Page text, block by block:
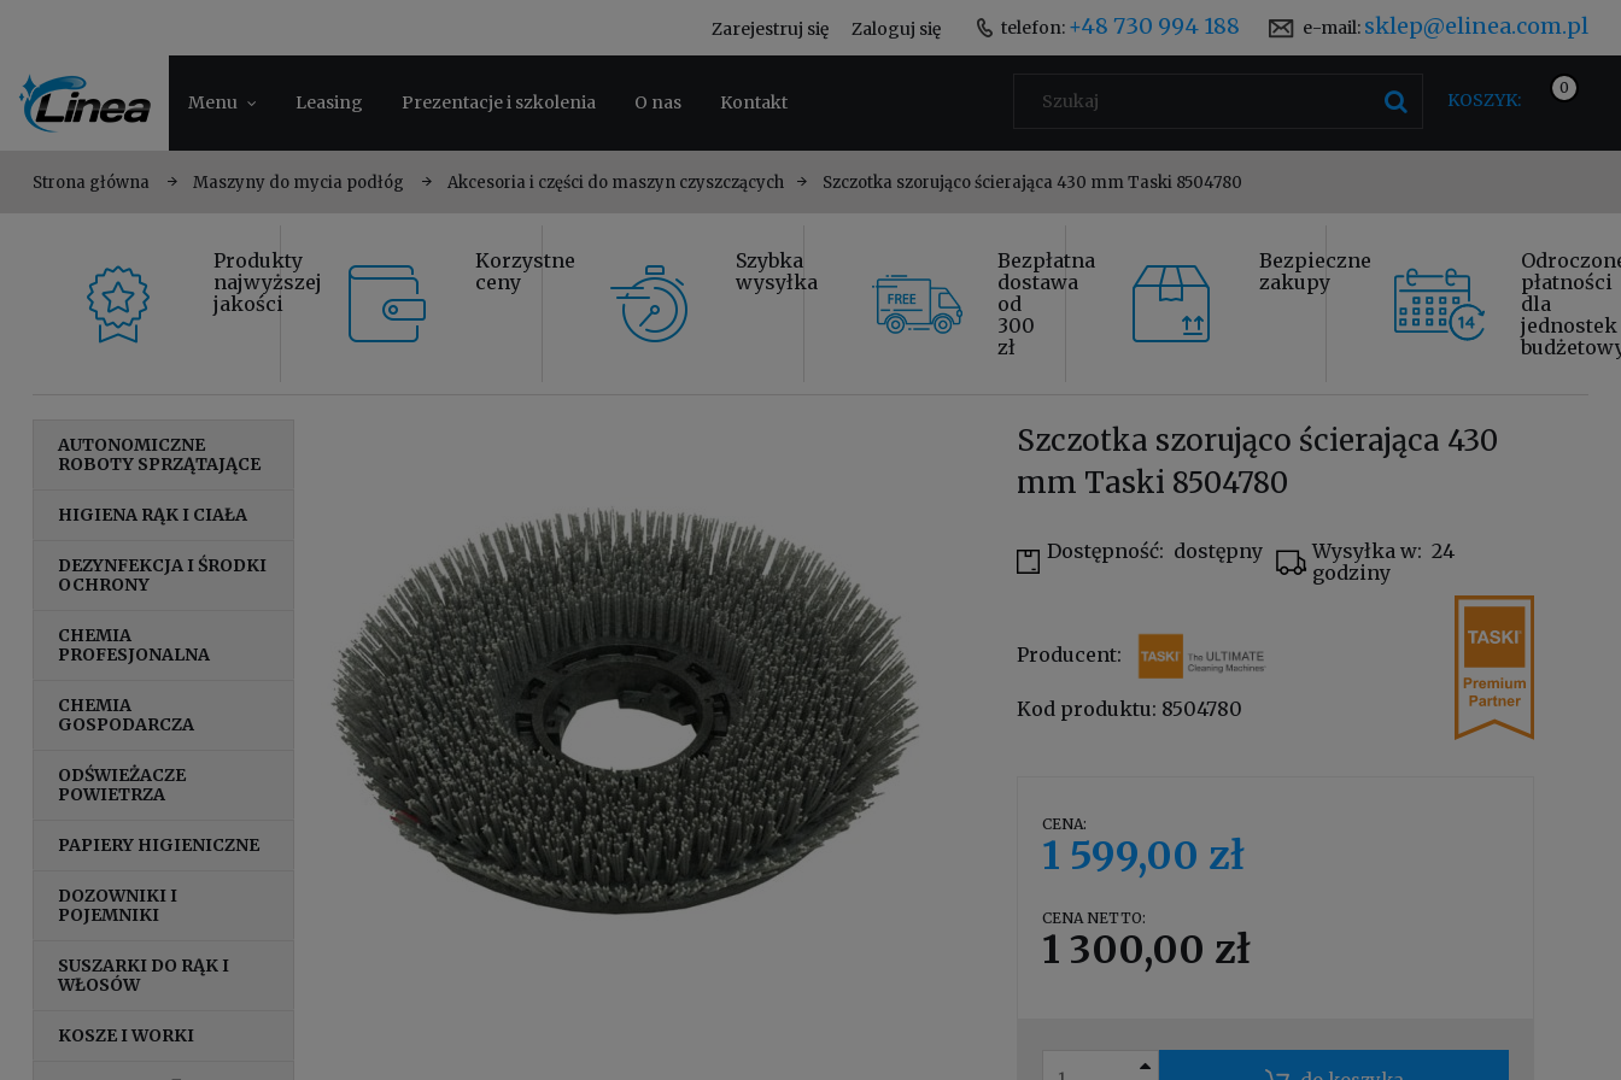
telefon: +48 730 994 188 e-mail: sklep@elinea.com.pl
Zarejestruj się Zaloguj się
Menu Leasing Prezentacje i szkolenia O nas Kontakt KOSZYK:
Strona główna Maszyny do mycia podłóg Akcesoria i części do maszyn czyszczących Szczotka szorująco ścierająca 430 mm Taski 8504780
Produkty
najwyższej
jakości
Korzystne
ceny
Szybka
wysyłka
Bezpłatna
dostawa
od
300
zł
Bezpieczne
zakupy
płatności
dla
jednostek
AUTONOMICZNE
ROBOTY SPRZĄTAJĄCE
HIGIENA RĄK I CIAŁA
DEZYNFEKCJA I ŚRODKI
OCHRONY
CHEMIA
PROFESJONALNA
CHEMIA
GOSPODARCZA
ODŚWIEŻACZE
POWIETRZA
PAPIERY HIGIENICZNE
DOZOWNIKI I
POJEMNIKI
SUSZARKI DO RĄK I
WŁOSÓW
KOSZE I WORKI
Szczotka szorująco ścierająca 430
mm Taski 8504780
Dostępność: dostępny Wysyłka w: 24
godziny
Producent:
Kod produktu: 8504780
CENA:
1 599,00 zł
CENA NETTO:
1 300,00 zł